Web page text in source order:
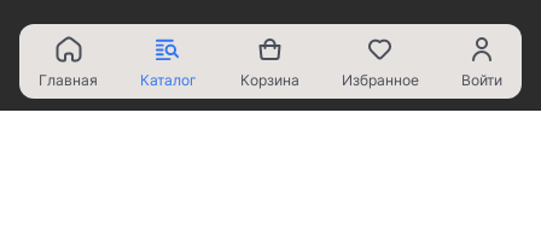
Главная Каталог Корзина Избранное Войти